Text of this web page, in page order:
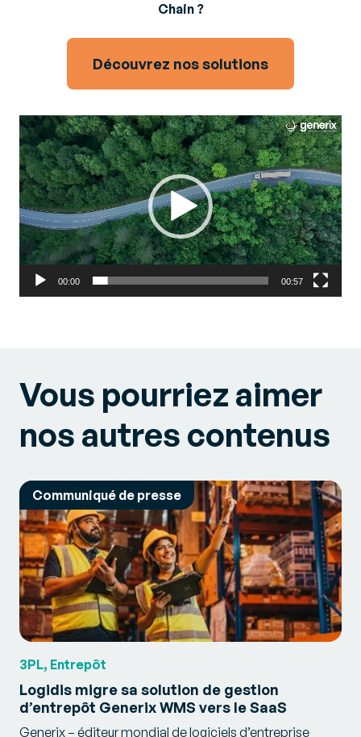
Chain ?
Découvrez nos solutions
Video
Player
00:00 00:57
Vous pourriez aimer
nos autres contenus
Communiqué de presse
3PL, Entrepôt
Logidis migre sa solution de gestion
d’entrepôt Generix WMS vers le SaaS
Generix – éditeur mondial de logiciels d’entreprise